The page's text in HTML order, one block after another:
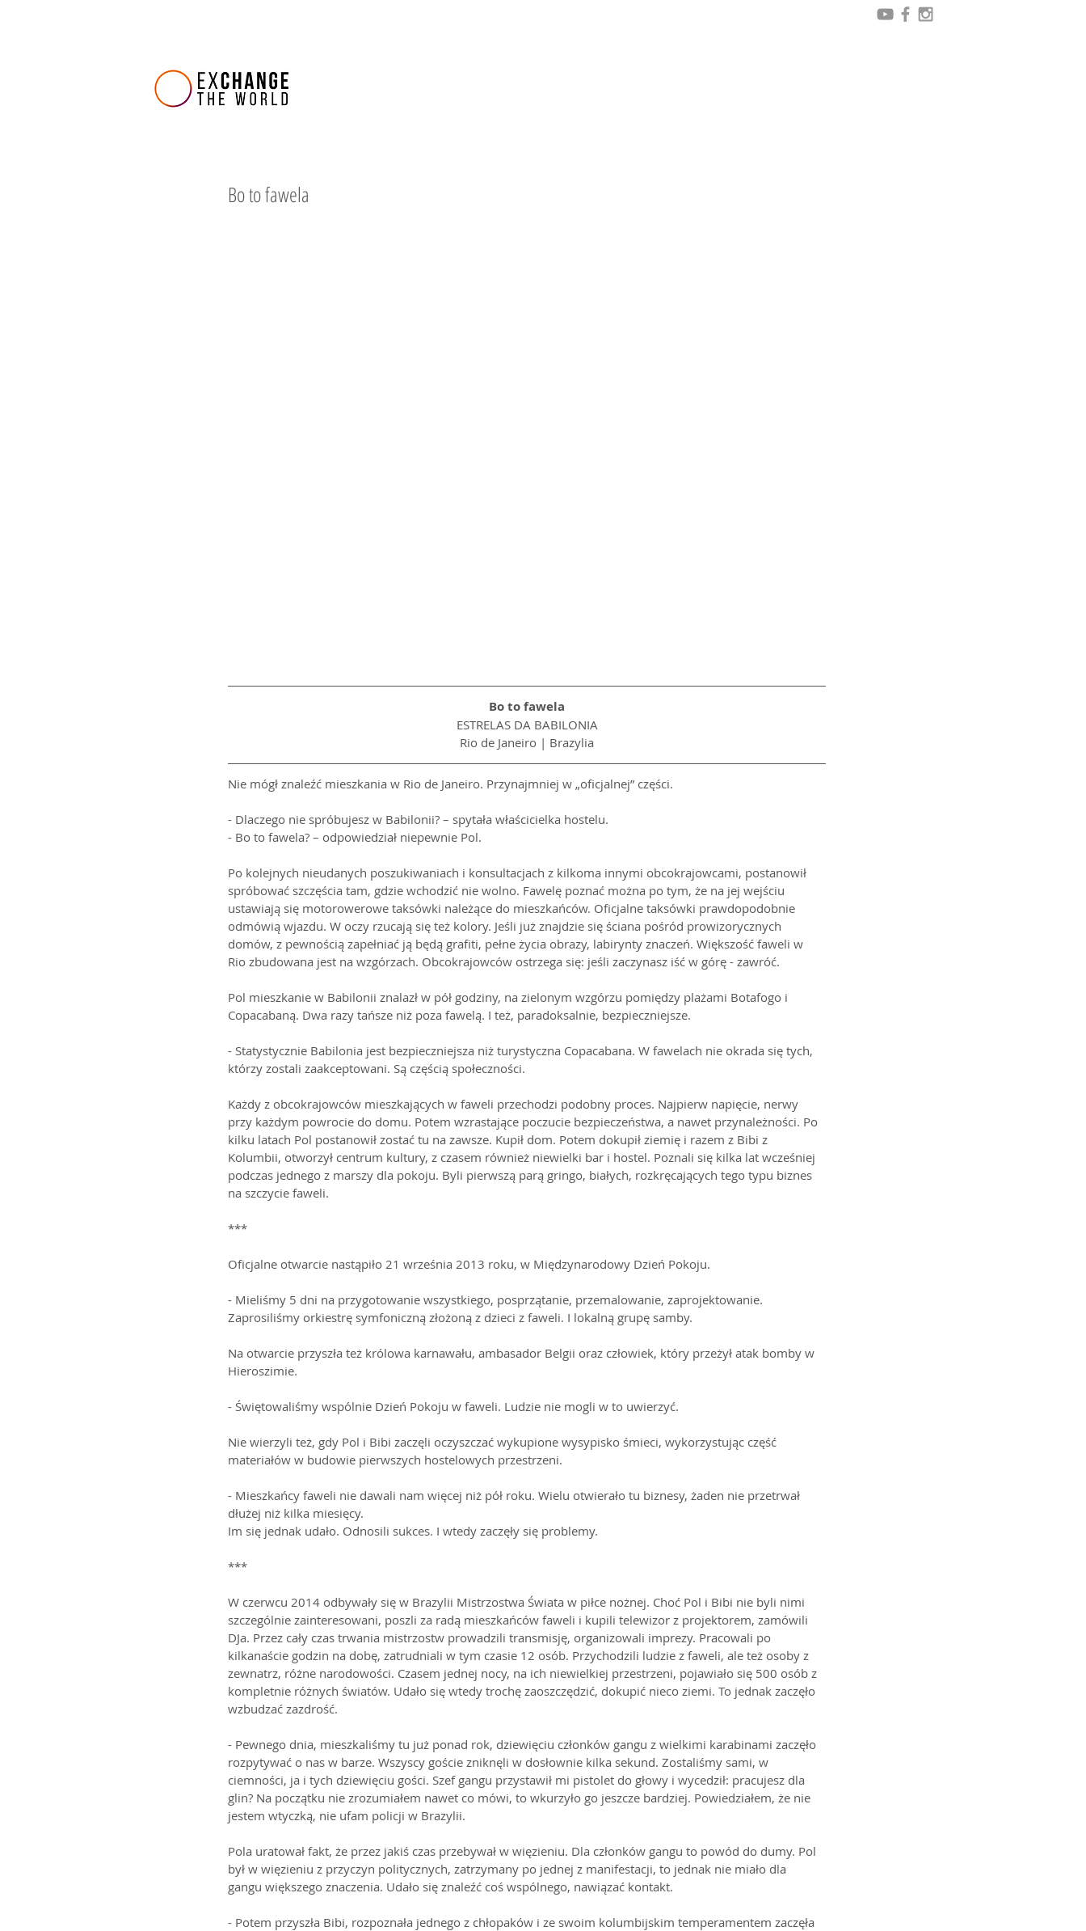
Bo to fawela
Bo to fawela
ESTRELAS DA BABILONIA
Rio de Janeiro | Brazylia
Nie mógł znaleźć mieszkania w Rio de Janeiro. Przynajmniej w „oficjalnej” części.
- Dlaczego nie spróbujesz w Babilonii? – spytała właścicielka hostelu.
- Bo to fawela? – odpowiedział niepewnie Pol.
Po kolejnych nieudanych poszukiwaniach i konsultacjach z kilkoma innymi obcokrajowcami, postanowił
spróbować szczęścia tam, gdzie wchodzić nie wolno. Fawelę poznać można po tym, że na jej wejściu
ustawiają się motorowerowe taksówki należące do mieszkańców. Oficjalne taksówki prawdopodobnie
odmówią wjazdu. W oczy rzucają się też kolory. Jeśli już znajdzie się ściana pośród prowizorycznych
domów, z pewnością zapełniać ją będą grafiti, pełne życia obrazy, labirynty znaczeń. Większość faweli w
Rio zbudowana jest na wzgórzach. Obcokrajowców ostrzega się: jeśli zaczynasz iść w górę - zawróć.
Pol mieszkanie w Babilonii znalazł w pół godziny, na zielonym wzgórzu pomiędzy plażami Botafogo i
Copacabaną. Dwa razy tańsze niż poza fawelą. I też, paradoksalnie, bezpieczniejsze.
- Statystycznie Babilonia jest bezpieczniejsza niż turystyczna Copacabana. W fawelach nie okrada się tych,
którzy zostali zaakceptowani. Są częścią społeczności.
Każdy z obcokrajowców mieszkających w faweli przechodzi podobny proces. Najpierw napięcie, nerwy
przy każdym powrocie do domu. Potem wzrastające poczucie bezpieczeństwa, a nawet przynależności. Po
kilku latach Pol postanowił zostać tu na zawsze. Kupił dom. Potem dokupił ziemię i razem z Bibi z
Kolumbii, otworzył centrum kultury, z czasem również niewielki bar i hostel. Poznali się kilka lat wcześniej
podczas jednego z marszy dla pokoju. Byli pierwszą parą gringo, białych, rozkręcających tego typu biznes
na szczycie faweli.
***
Oficjalne otwarcie nastąpiło 21 września 2013 roku, w Międzynarodowy Dzień Pokoju.
- Mieliśmy 5 dni na przygotowanie wszystkiego, posprzątanie, przemalowanie, zaprojektowanie.
Zaprosiliśmy orkiestrę symfoniczną złożoną z dzieci z faweli. I lokalną grupę samby.
Na otwarcie przyszła też królowa karnawału, ambasador Belgii oraz człowiek, który przeżył atak bomby w
Hieroszimie.
- Świętowaliśmy wspólnie Dzień Pokoju w faweli. Ludzie nie mogli w to uwierzyć.
Nie wierzyli też, gdy Pol i Bibi zaczęli oczyszczać wykupione wysypisko śmieci, wykorzystując część
materiałów w budowie pierwszych hostelowych przestrzeni.
- Mieszkańcy faweli nie dawali nam więcej niż pół roku. Wielu otwierało tu biznesy, żaden nie przetrwał
dłużej niż kilka miesięcy.
Im się jednak udało. Odnosili sukces. I wtedy zaczęły się problemy.
***
W czerwcu 2014 odbywały się w Brazylii Mistrzostwa Świata w piłce nożnej. Choć Pol i Bibi nie byli nimi
szczególnie zainteresowani, poszli za radą mieszkańców faweli i kupili telewizor z projektorem, zamówili
DJa. Przez cały czas trwania mistrzostw prowadzili transmisję, organizowali imprezy. Pracowali po
kilkanaście godzin na dobę, zatrudniali w tym czasie 12 osób. Przychodzili ludzie z faweli, ale też osoby z
zewnatrz, różne narodowości. Czasem jednej nocy, na ich niewielkiej przestrzeni, pojawiało się 500 osób z
kompletnie różnych światów. Udało się wtedy trochę zaoszczędzić, dokupić nieco ziemi. To jednak zaczęło
wzbudzać zazdrość.
- Pewnego dnia, mieszkaliśmy tu już ponad rok, dziewięciu członków gangu z wielkimi karabinami zaczęło
rozpytywać o nas w barze. Wszyscy goście zniknęli w dosłownie kilka sekund. Zostaliśmy sami, w
ciemności, ja i tych dziewięciu gości. Szef gangu przystawił mi pistolet do głowy i wycedził: pracujesz dla
glin? Na początku nie zrozumiałem nawet co mówi, to wkurzyło go jeszcze bardziej. Powiedziałem, że nie
jestem wtyczką, nie ufam policji w Brazylii.
Pola uratował fakt, że przez jakiś czas przebywał w więzieniu. Dla członków gangu to powód do dumy. Pol
był w więzieniu z przyczyn politycznych, zatrzymany po jednej z manifestacji, to jednak nie miało dla
gangu większego znaczenia. Udało się znaleźć coś wspólnego, nawiązać kontakt.
- Potem przyszła Bibi, rozpoznała jednego z chłopaków i ze swoim kolumbijskim temperamentem zaczęła